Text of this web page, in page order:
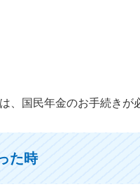
、国民年金のお手続きが
た時